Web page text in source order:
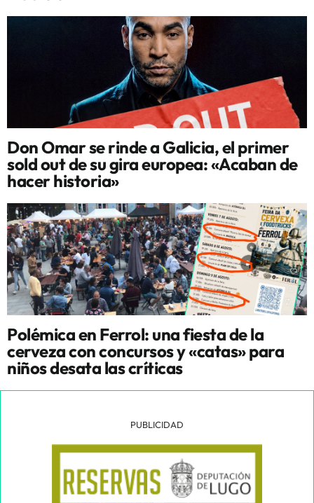
Don Omar se rinde a Galicia, el primer
sold out de su gira europea: «Acaban de
hacer historia»
Polémica en Ferrol: una fiesta de la
cerveza con concursos y «catas» para
niños desata las críticas
PUBLICIDAD